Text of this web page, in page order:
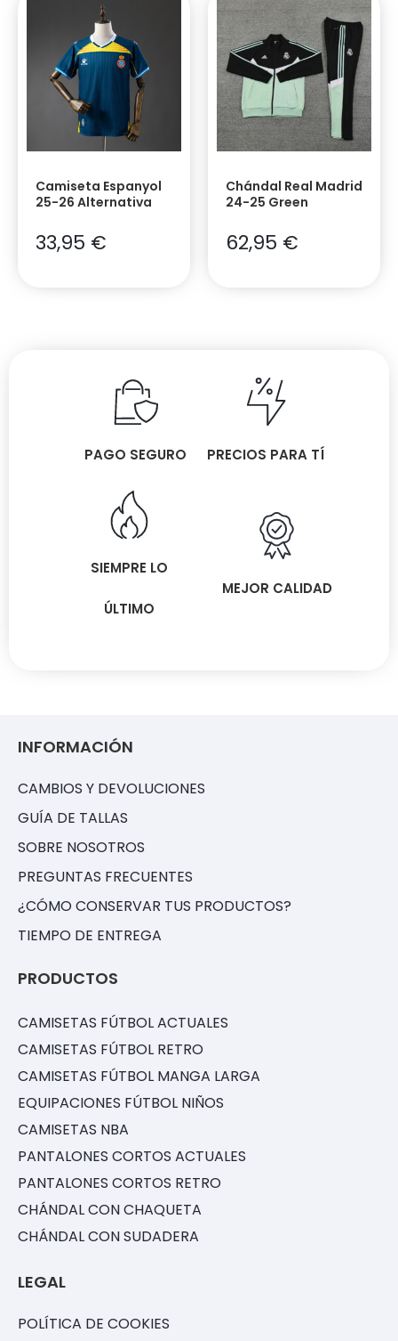
Camiseta Espanyol
25-26 Alternativa
33,95 €
Chándal Real Madrid
24-25 Green
62,95 €
PAGO SEGURO PRECIOS PARA TÍ
SIEMPRE LO
ÚLTIMO
MEJOR CALIDAD
INFORMACIÓN
CAMBIOS Y DEVOLUCIONES
GUÍA DE TALLAS
SOBRE NOSOTROS
PREGUNTAS FRECUENTES
¿CÓMO CONSERVAR TUS PRODUCTOS?
TIEMPO DE ENTREGA
PRODUCTOS
CAMISETAS FÚTBOL ACTUALES
CAMISETAS FÚTBOL RETRO
CAMISETAS FÚTBOL MANGA LARGA
EQUIPACIONES FÚTBOL NIÑOS
CAMISETAS NBA
PANTALONES CORTOS ACTUALES
PANTALONES CORTOS RETRO
CHÁNDAL CON CHAQUETA
CHÁNDAL CON SUDADERA
LEGAL
POLÍTICA DE COOKIES